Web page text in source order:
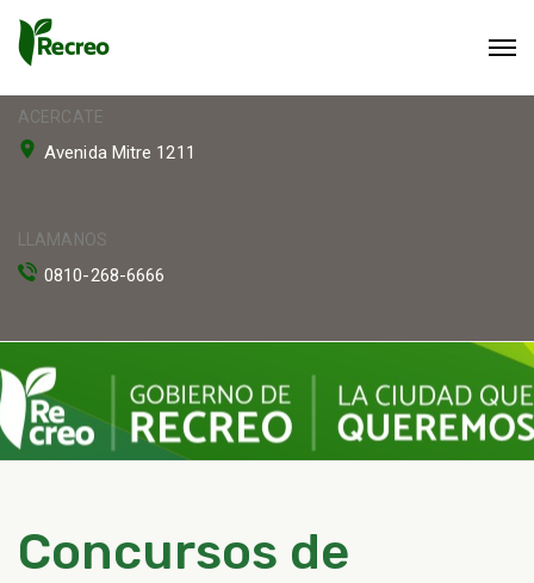
ACERCATE
Avenida Mitre 1211
LLAMANOS
0810-268-6666
Concursos de